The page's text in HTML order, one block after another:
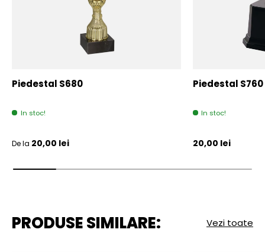
Piedestal S680
In stoc!
Pret initial
De la 20,00 lei
Piedestal S760
In stoc!
Pret initial
20,00 lei
PRODUSE SIMILARE: Vezi toate